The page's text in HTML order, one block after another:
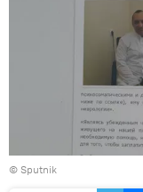
© Sputnik